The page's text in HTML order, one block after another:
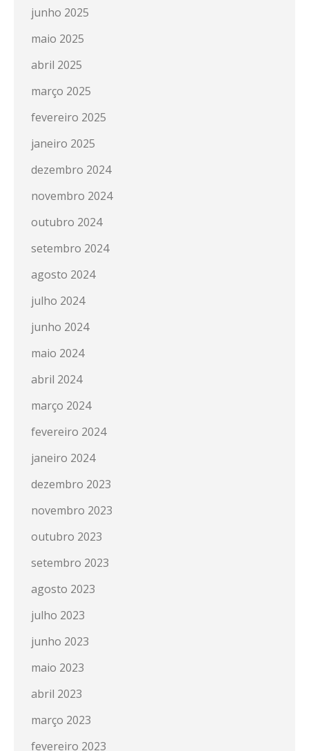
junho 2025
maio 2025
abril 2025
março 2025
fevereiro 2025
janeiro 2025
dezembro 2024
novembro 2024
outubro 2024
setembro 2024
agosto 2024
julho 2024
junho 2024
maio 2024
abril 2024
março 2024
fevereiro 2024
janeiro 2024
dezembro 2023
novembro 2023
outubro 2023
setembro 2023
agosto 2023
julho 2023
junho 2023
maio 2023
abril 2023
março 2023
fevereiro 2023